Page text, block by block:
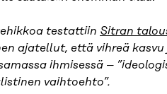
testattiin Sitran
ajatellut, että vihreä
ihmisessä –
vaihtoehto”.